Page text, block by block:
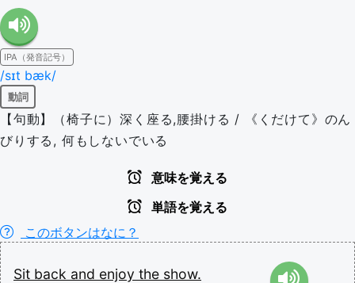
IPA（発音記号）
/sɪt bæk/
動詞
【句動】（椅子に）深く座る,腰掛ける / 《くだけて》のん
びりする, 何もしないでいる
意味を覚える
単語を覚える
このボタンはなに？
Sit back and enjoy the show.